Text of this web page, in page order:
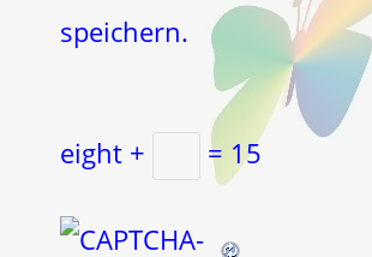
speichern.
eight + = 15